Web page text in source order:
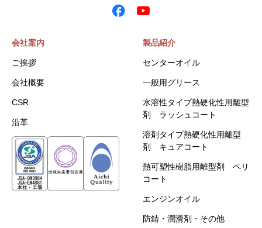
会社案内
ご挨拶
会社概要
CSR
沿革
製品紹介
センターオイル
一般用グリース
水溶性タイプ熱硬化性用離型
剤 ラッシュコート
溶剤タイプ熱硬化性用離型
剤 キュアコート
熱可塑性樹脂用離型剤 ペリ
コート
エンジンオイル
防錆・潤滑剤・その他